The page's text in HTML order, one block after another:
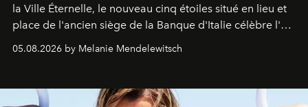
la Ville Éternelle, le nouveau cinq étoiles situé en lieu et
place de l'ancien siège de la Banque d'Italie célèbre l'art
de vivre Romain dans toute son élégance intemporelle.
05.08.2026 by Melanie Mendelewitsch